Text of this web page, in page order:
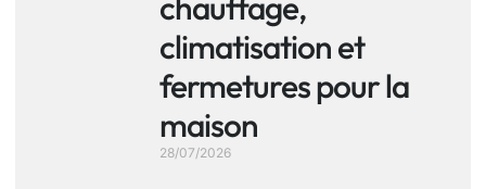
climatisation et
fermetures pour la
maison
28/07/2026